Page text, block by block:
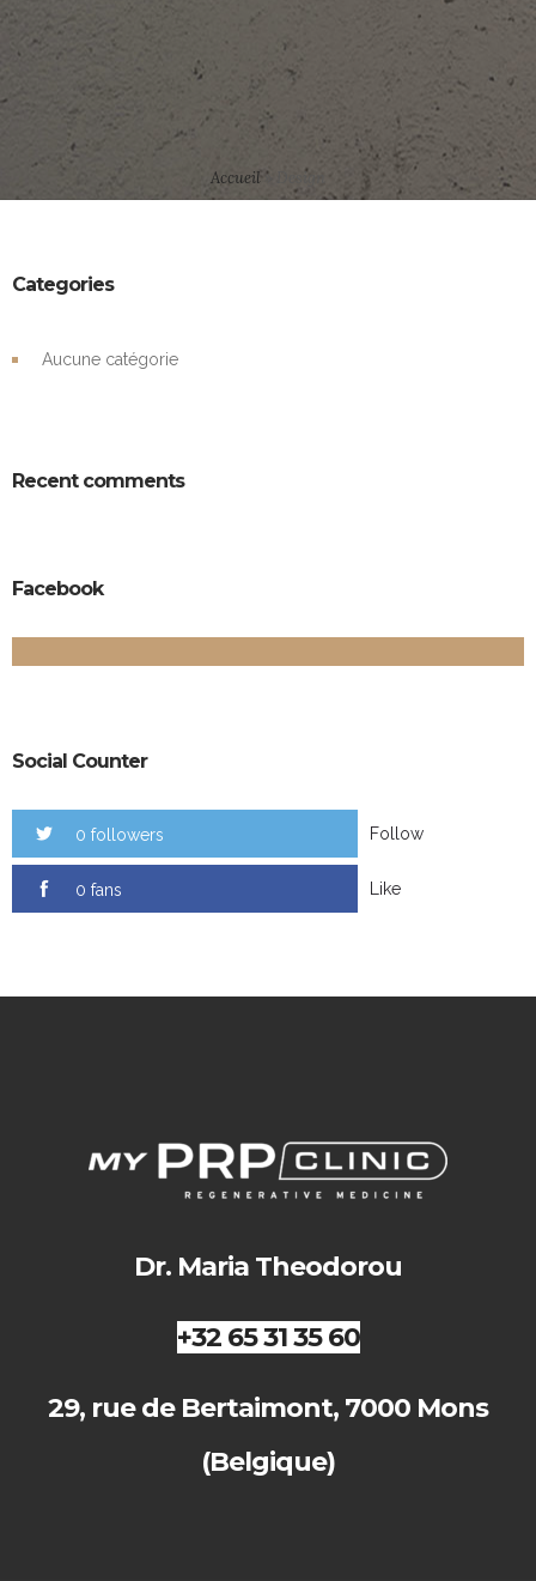
Accueil» Design
Categories
Aucune catégorie
Recent comments
Facebook
Social Counter
0 followers Follow
0 fans Like
Dr. Maria Theodorou
+32 65 31 35 60
29, rue de Bertaimont, 7000 Mons
(Belgique)